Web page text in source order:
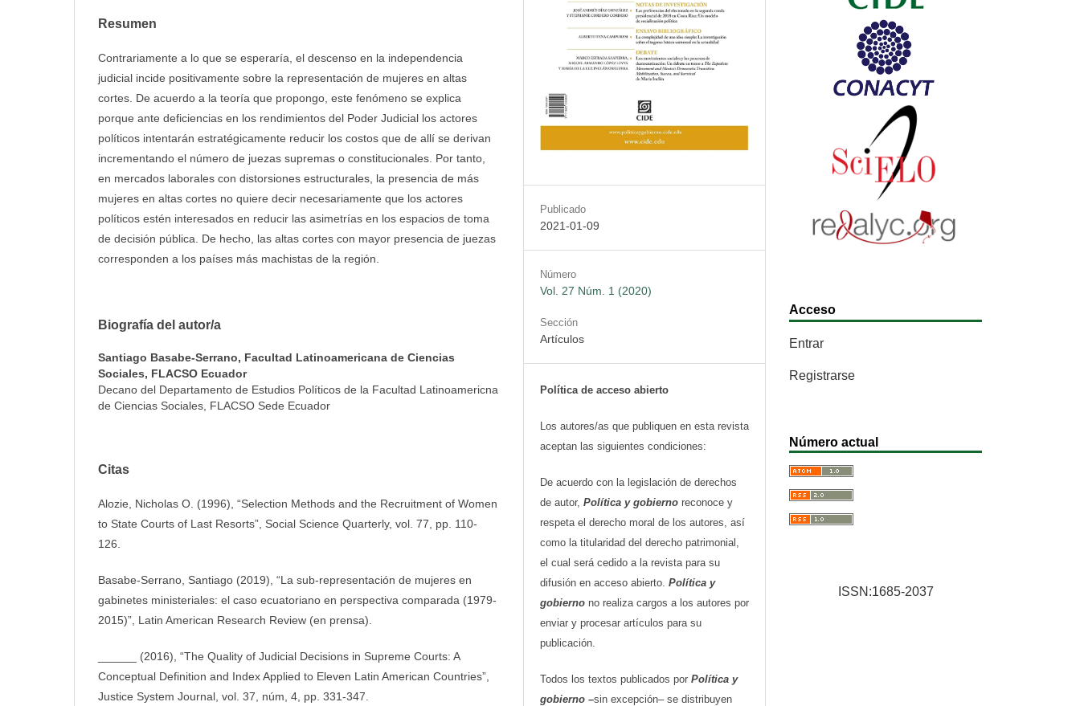
Resumen
Contrariamente a lo que se esperaría, el descenso en la independencia
judicial incide positivamente sobre la representación de mujeres en altas
cortes. De acuerdo a la teoría que propongo, este fenómeno se explica
porque ante deficiencias en los rendimientos del Poder Judicial los actores
políticos intentarán estratégicamente reducir los costos que de allí se derivan
incrementando el número de juezas supremas o constitucionales. Por tanto,
en mercados laborales con distorsiones estructurales, la presencia de más
mujeres en altas cortes no quiere decir necesariamente que los actores
políticos estén interesados en reducir las asimetrías en los espacios de toma
de decisión pública. De hecho, las altas cortes con mayor presencia de juezas
corresponden a los países más machistas de la región.
Biografía del autor/a
Santiago Basabe-Serrano, Facultad Latinoamericana de Ciencias
Sociales, FLACSO Ecuador
Decano del Departamento de Estudios Políticos de la Facultad Latinoamericna
de Ciencias Sociales, FLACSO Sede Ecuador
Citas
Alozie, Nicholas O. (1996), “Selection Methods and the Recruitment of Women
to State Courts of Last Resorts”, Social Science Quarterly, vol. 77, pp. 110-
126.
Basabe-Serrano, Santiago (2019), “La sub-representación de mujeres en
gabinetes ministeriales: el caso ecuatoriano en perspectiva comparada (1979-
2015)”, Latin American Research Review (en prensa).
______ (2016), “The Quality of Judicial Decisions in Supreme Courts: A
Conceptual Definition and Index Applied to Eleven Latin American Countries”,
Justice System Journal, vol. 37, núm, 4, pp. 331-347.
Publicado
2021-01-09
Número
Vol. 27 Núm. 1 (2020)
Sección
Artículos
Política de acceso abierto
Los autores/as que publiquen en esta revista
aceptan las siguientes condiciones:
De acuerdo con la legislación de derechos
de autor, Política y gobierno reconoce y
respeta el derecho moral de los autores, así
como la titularidad del derecho patrimonial,
el cual será cedido a la revista para su
difusión en acceso abierto. Política y
gobierno no realiza cargos a los autores por
enviar y procesar artículos para su
publicación.
Todos los textos publicados por Política y
gobierno –sin excepción– se distribuyen
Acceso
Entrar
Registrarse
Número actual
ISSN:1685-2037